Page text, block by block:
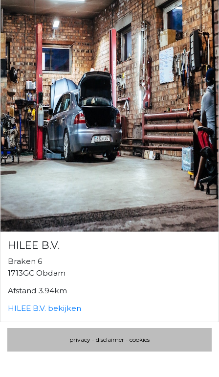
HILEE B.V.
Braken 6
1713GC Obdam
Afstand 3.94km
HILEE B.V. bekijken
privacy - disclaimer - cookies